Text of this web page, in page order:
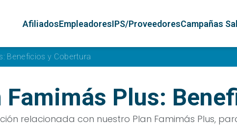
Navegación principal
AfiliadosEmpleadoresIPS/ProveedoresCampañas
Beneficios y Cobertura
Famimás Plus:
relacionada con nuestro Plan Famimás Plus,